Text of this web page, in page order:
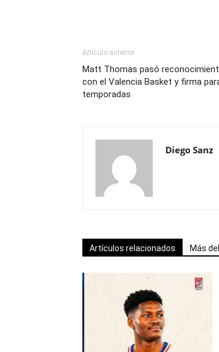
Artículo anterior
Matt Thomas pasó
con el Valencia Basket y firma
temporadas
Diego Sanz
Artículos relacionados Más